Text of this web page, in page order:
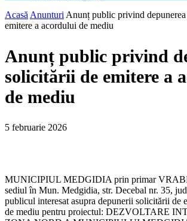
Acasă Anunturi Anunț public privind
emitere a acordului de mediu
Anunț public privind
solicitării de emitere a
de mediu
5 februarie 2026
MUNICIPIUL MEDGIDIA prin primar
sediul în Mun. Medgidia, str. Decebal nr. 35,
publicul interesat asupra depunerii solicitării de
de mediu pentru proiectul: DEZVOLTARE